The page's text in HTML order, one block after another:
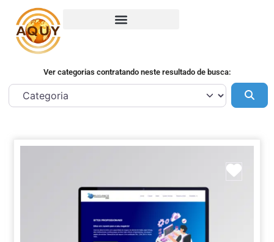
Ver categorias contratando neste resultado de busca: